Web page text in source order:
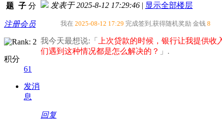
题 子 分
注册会员
积分
61
发消
息
发表于 2025-8-12 17:29:46 | 显示全部楼层
我在 2025-08-12 17:29 完成签到,获得随机奖励 金钱 8
我今天最想说:「
上次贷款的时候，银行让我提供
们遇到这种情况都是怎么解决的？​ 」.
回复